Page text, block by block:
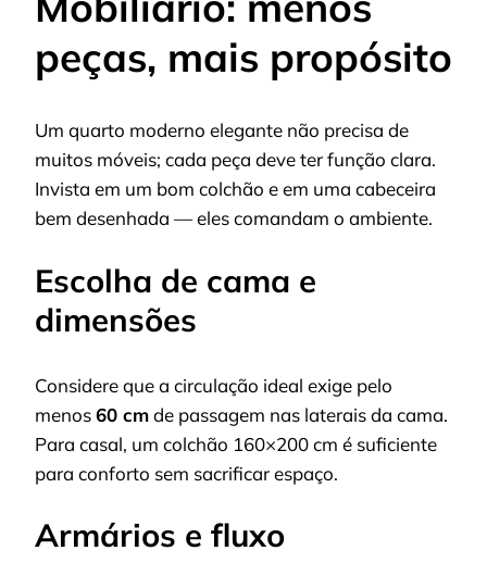
peças, mais propósito
Um quarto moderno elegante não precisa de
muitos móveis; cada peça deve ter função clara.
Invista em um bom colchão e em uma cabeceira
bem desenhada — eles comandam o ambiente.
Escolha de cama e
dimensões
Considere que a circulação ideal exige pelo
menos60 cmde passagem nas laterais da cama.
Para casal, um colchão 160×200 cm é suficiente
para conforto sem sacrificar espaço.
Armários e fluxo